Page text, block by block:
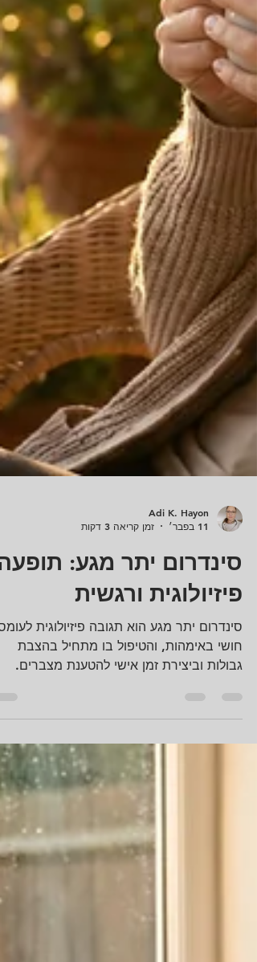
זמן קריאה 3 דקות
סינדרום יתר מגע:
פיזיולוגית ורגשית
סינדרום יתר מגע הוא תגובה פיזיולוגית